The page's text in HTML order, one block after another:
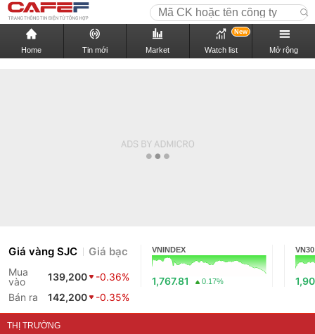
Home Tin mới Market Watch list
New
Mở rộng
Giá vàng SJC Giá bạc
Mua
vào
139,200
-0.36%
Bán ra
142,200 -0.35%
VNINDEX
1,767.81 0.17%
VN30
THỊ TRƯỜNG